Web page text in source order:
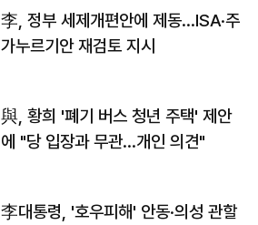
李, 정부 세제개편안에 제동…ISA·주
가누르기안 재검토 지시
與, 황희 '폐기 버스 청년 주택' 제안
에 "당 입장과 무관…개인 의견"
李대통령, '호우피해' 안동·의성 관할